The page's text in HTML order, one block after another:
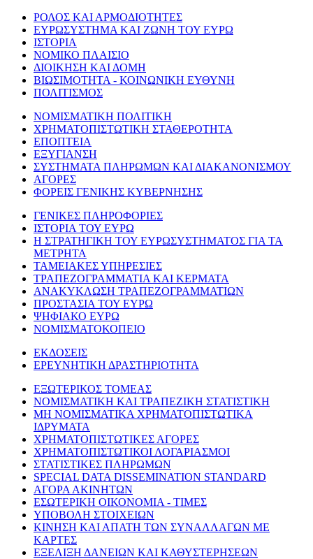
ΡΟΛΟΣ ΚΑΙ ΑΡΜΟΔΙΟΤΗΤΕΣ
ΕΥΡΩΣΥΣΤΗΜΑ ΚΑΙ ΖΩΝΗ ΤΟΥ ΕΥΡΩ
ΙΣΤΟΡΙΑ
ΝΟΜΙΚΟ ΠΛΑΙΣΙΟ
ΔΙΟΙΚΗΣΗ ΚΑΙ ΔΟΜΗ
ΒΙΩΣΙΜΟΤΗΤΑ - ΚΟΙΝΩΝΙΚΗ ΕΥΘΥΝΗ
ΠΟΛΙΤΙΣΜΟΣ
ΝΟΜΙΣΜΑΤΙΚΗ ΠΟΛΙΤΙΚΗ
ΧΡΗΜΑΤΟΠΙΣΤΩΤΙΚΗ ΣΤΑΘΕΡΟΤΗΤΑ
ΕΠΟΠΤΕΙΑ
ΕΞΥΓΙΑΝΣΗ
ΣΥΣΤΗΜΑΤΑ ΠΛΗΡΩΜΩΝ ΚΑΙ ΔΙΑΚΑΝΟΝΙΣΜΟΥ
ΑΓΟΡΕΣ
ΦΟΡΕΙΣ ΓΕΝΙΚΗΣ ΚΥΒΕΡΝΗΣΗΣ
ΓΕΝΙΚΕΣ ΠΛΗΡΟΦΟΡΙΕΣ
ΙΣΤΟΡΙΑ ΤΟΥ ΕΥΡΩ
Η ΣΤΡΑΤΗΓΙΚΗ ΤΟΥ ΕΥΡΩΣΥΣΤΗΜΑΤΟΣ ΓΙΑ ΤΑ
ΜΕΤΡΗΤΑ
ΤΑΜΕΙΑΚΕΣ ΥΠΗΡΕΣΙΕΣ
ΤΡΑΠΕΖΟΓΡΑΜΜΑΤΙΑ ΚΑΙ ΚΕΡΜΑΤΑ
ΑΝΑΚΥΚΛΩΣΗ ΤΡΑΠΕΖΟΓΡΑΜΜΑΤΙΩΝ
ΠΡΟΣΤΑΣΙΑ ΤΟΥ ΕΥΡΩ
ΨΗΦΙΑΚΟ ΕΥΡΩ
ΝΟΜΙΣΜΑΤΟΚΟΠΕΙΟ
ΕΚΔΟΣΕΙΣ
ΕΡΕΥΝΗΤΙΚΗ ΔΡΑΣΤΗΡΙΟΤΗΤΑ
ΕΞΩΤΕΡΙΚΟΣ ΤΟΜΕΑΣ
ΝΟΜΙΣΜΑΤΙΚΗ ΚΑΙ ΤΡΑΠΕΖΙΚΗ ΣΤΑΤΙΣΤΙΚΗ
ΜΗ ΝΟΜΙΣΜΑΤΙΚΑ ΧΡΗΜΑΤΟΠΙΣΤΩΤΙΚΑ
ΙΔΡΥΜΑΤΑ
ΧΡΗΜΑΤΟΠΙΣΤΩΤΙΚΕΣ ΑΓΟΡΕΣ
ΧΡΗΜΑΤΟΠΙΣΤΩΤΙΚΟΙ ΛΟΓΑΡΙΑΣΜΟΙ
ΣΤΑΤΙΣΤΙΚΕΣ ΠΛΗΡΩΜΩΝ
SPECIAL DATA DISSEMINATION STANDARD
ΑΓΟΡΑ ΑΚΙΝΗΤΩΝ
ΕΣΩΤΕΡΙΚΗ ΟΙΚΟΝΟΜΙΑ - ΤΙΜΕΣ
ΥΠΟΒΟΛΗ ΣΤΟΙΧΕΙΩΝ
ΚΙΝΗΣΗ ΚΑΙ ΑΠΑΤΗ ΤΩΝ ΣΥΝΑΛΛΑΓΩΝ ΜΕ
ΚΑΡΤΕΣ
ΕΞΕΛΙΞΗ ΔΑΝΕΙΩΝ ΚΑΙ ΚΑΘΥΣΤΕΡΗΣΕΩΝ